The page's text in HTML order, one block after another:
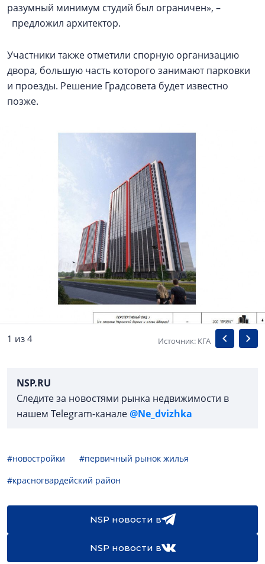
разумный минимум студий был ограничен», –
предложил архитектор.
Участники также отметили спорную организацию
двора, большую часть которого занимают парковки
и проезды. Решение Градсовета будет известно
позже.
1 из 4 Источник: КГА
NSP.RU
Следите за новостями рынка недвижимости в
нашем Telegram-канале@Ne_dvizhka
#новостройки
#первичный рынок жилья
#красногвардейский район
NSP новости в
NSP новости в